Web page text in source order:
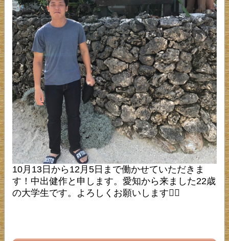
10月13日から12月5日まで働かせていただきま
す！中出健作と申します。愛知から来ました22歳
の大学生です。よろしくお願いします🙇‍♂️